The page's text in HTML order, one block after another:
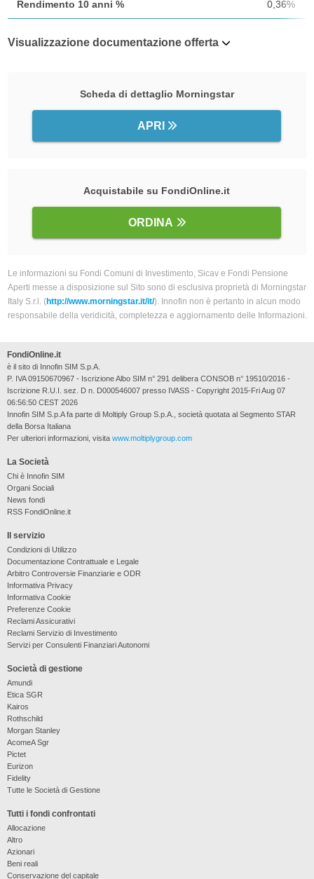
Rendimento 10 anni % 0,36%
Visualizzazione documentazione offerta
Scheda di dettaglio Morningstar
APRI
Acquistabile su FondiOnline.it
ORDINA
Le informazioni su Fondi Comuni di Investimento, Sicav e Fondi Pensione
Aperti messe a disposizione sul Sito sono di esclusiva proprietà di Morningstar
Italy S.r.l. (http://www.morningstar.it/it/). Innofin non è pertanto in alcun modo
responsabile della veridicità, completezza e aggiornamento delle Informazioni.
La Società
Chi è Innofin SIM
Organi Sociali
News fondi
RSS FondiOnline.it
Il servizio
Condizioni di Utilizzo
Documentazione Contrattuale e Legale
Arbitro Controversie Finanziarie e ODR
Informativa Privacy
Informativa Cookie
Preferenze Cookie
Reclami Assicurativi
Reclami Servizio di Investimento
Servizi per Consulenti Finanziari Autonomi
Società di gestione
Amundi
Etica SGR
Kairos
Rothschild
Morgan Stanley
AcomeA Sgr
Pictet
Eurizon
Fidelity
Tutte le Società di Gestione
Tutti i fondi confrontati
Allocazione
Altro
Azionari
Beni reali
Conservazione del capitale
FondiOnline.it
è il sito di Innofin SIM S.p.A.
P. IVA 09150670967 - Iscrizione Albo SIM n° 291 delibera CONSOB n° 19510/2016 -
Iscrizione R.U.I. sez. D n. D000546007 presso IVASS - Copyright 2015-Fri Aug 07
06:56:50 CEST 2026
Innofin SIM S.p.A fa parte di Moltiply Group S.p.A., società quotata al Segmento STAR
della Borsa Italiana
Per ulteriori informazioni, visita www.moltiplygroup.com